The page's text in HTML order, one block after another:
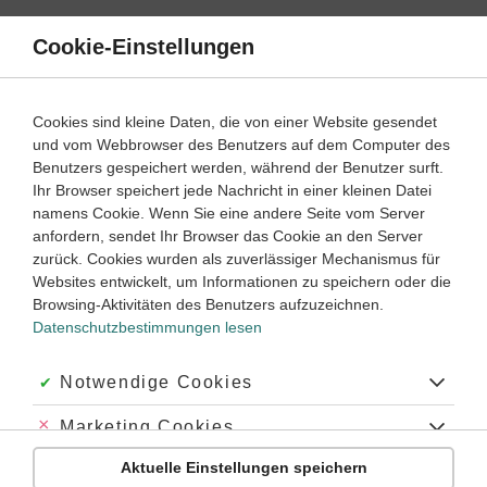
Direkt
Inhalt
Arbeitstechniken und Methoden – Lernwege
Geschichte Klasse 5
Anleitungen Klasse 5-6
#Herrschaftspyramide
#Verfassungsbilder
#Bildquellen
#Geschichtswissenschaften
#Hilfswissenschaften
#Quellentext
#Perspektive #Ansicht #Meinung
#Vordergrund
Übung
Video
4
Cookie-Einstellungen
Cookies sind kleine Daten, die von einer Website gesendet
und vom Webbrowser des Benutzers auf dem Computer des
Benutzers gespeichert werden, während der Benutzer surft.
Ihr Browser speichert jede Nachricht in einer kleinen Datei
namens Cookie. Wenn Sie eine andere Seite vom Server
anfordern, sendet Ihr Browser das Cookie an den Server
zurück. Cookies wurden als zuverlässiger Mechanismus für
Websites entwickelt, um Informationen zu speichern oder die
Browsing-Aktivitäten des Benutzers aufzuzeichnen.
Datenschutzbestimmungen lesen
Akzeptiert:
Notwendige Cookies
Abgelehnt:
Marketing Cookies
Abgelehnt:
Personalisierungs-Cookies
Aktuelle Einstellungen speichern